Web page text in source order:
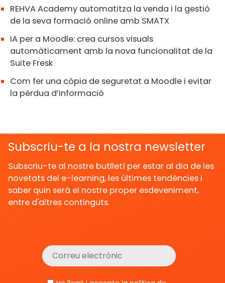
REHVA Academy automatitza la venda i la gestió
de la seva formació online amb SMATX
IA per a Moodle: crea cursos visuals
automàticament amb la nova funcionalitat de la
Suite Fresk
Com fer una còpia de seguretat a Moodle i evitar
la pèrdua d’informació
Subscriu-te a la nostra newsletter
Subscriu-te al nostre butlletí per estar al dia de les
novetats del e-learning, les últimes tendències i
saber quin serà el nostre proper esdeveniment,
entre d'altres continguts.